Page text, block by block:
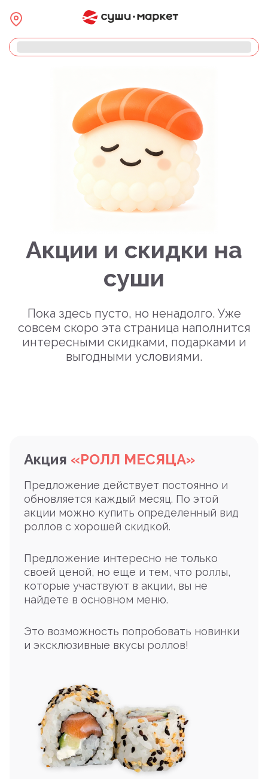
Акции и скидки на
суши
Пока здесь пусто, но ненадолго. Уже
совсем скоро эта страница наполнится
интересными скидками, подарками и
выгодными условиями.
Акция «РОЛЛ МЕСЯЦА»
Предложение действует постоянно и
обновляется каждый месяц. По этой
акции можно купить определенный вид
роллов с хорошей скидкой.
Предложение интересно не только
своей ценой, но еще и тем, что роллы,
которые участвуют в акции, вы не
найдете в основном меню.
Это возможность попробовать новинки
и эксклюзивные вкусы роллов!